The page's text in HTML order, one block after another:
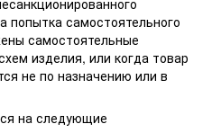
попытка самостоятельного
самостоятельные
изделия, или когда товар
не по назначению или в
на следующие